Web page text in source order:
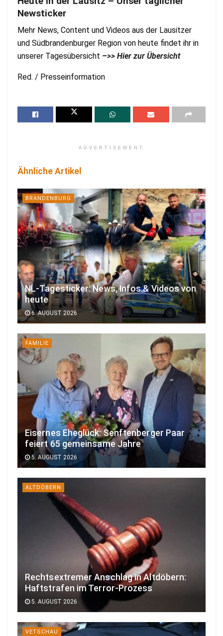
Newsticker
Mehr News, Content und Videos aus der Lausitzer
und Südbrandenburger Region von heute findet ihr in
unserer Tagesübersicht –>> Hier zur Übersicht
Red. / Presseinformation
ADVERTISEMENT
Ähnliche Artikel
BRANDENBURG
NL-Tagesticker: News, Infos & Videos von
heute
6. AUGUST 2026
FAMILIE
Eisernes Eheglück: Senftenberger Paar
feiert 65 gemeinsame Jahre
5. AUGUST 2026
ALTDÖBERN
Rechtsextremer Anschlag in Altdöbern:
Haftstrafen im Terror-Prozess
5. AUGUST 2026
VETSCHAU